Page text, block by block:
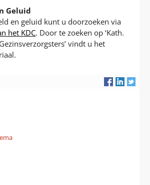
Geluid
en geluid kunt u doorzoeken via
het KDC. Door te zoeken op ‘Kath.
vindt u het